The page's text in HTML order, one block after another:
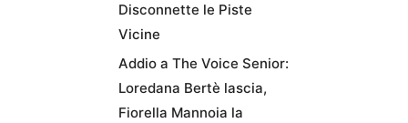
Disconnette le Piste
Vicine
Addio a The Voice Senior:
Loredana Bertè lascia,
Fiorella Mannoia la